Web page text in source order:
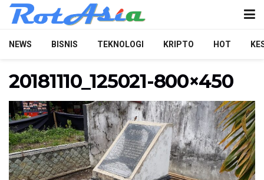
NEWS BISNIS TEKNOLOGI KRIPTO HOT
20181110_125021-800×450